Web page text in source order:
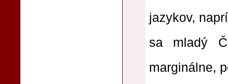
jazykov,
sa mladý
marginálne,